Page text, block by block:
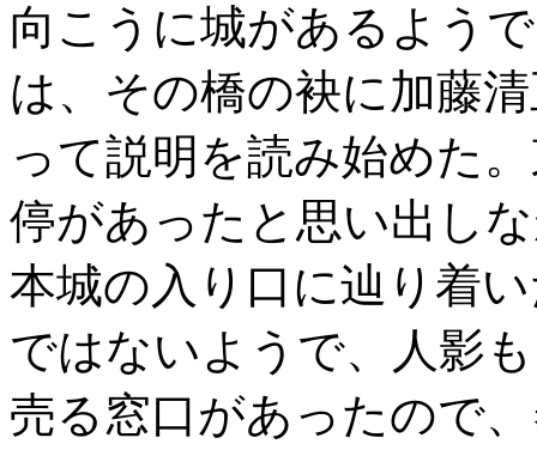
向こうに城があるよう
は、その橋の袂に加藤
って説明を読み始めた
停があったと思い出し
本城の入り口に辿り着
ではないようで、人影
売る窓口があったので